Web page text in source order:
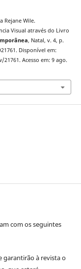
Rejane Wile.
Visual através do Livro
, Natal, v. 4, p.
Disponível em:
Acesso em: 9 ago.
com os seguintes
garantirão à revista o